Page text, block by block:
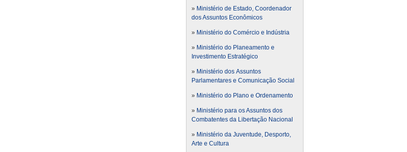
» Ministério de Estado, Coordenador
dos Assuntos Econômicos
» Ministério do Comércio e Indústria
» Ministério do Planeamento e
Investimento Estratégico
» Ministério dos Assuntos
Parlamentares e Comunicação Social
» Ministério do Plano e Ordenamento
» Ministério para os Assuntos dos
Combatentes da Libertação Nacional
» Ministério da Juventude, Desporto,
Arte e Cultura